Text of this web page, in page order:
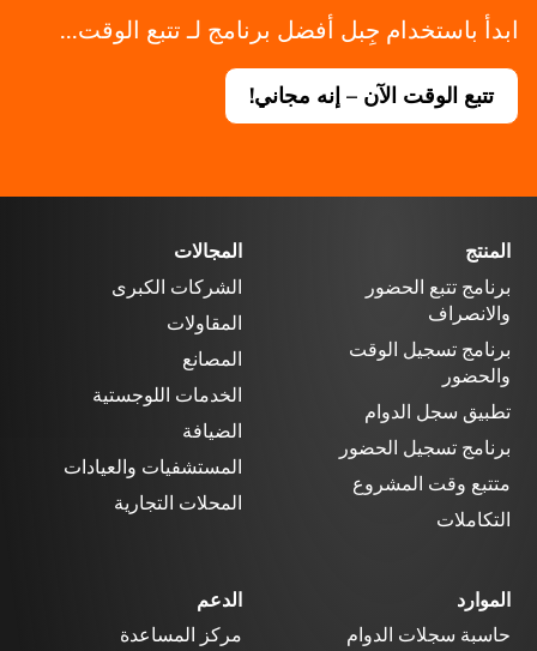
ابدأ باستخدام جِبل أفضل برنامج لـ تتبع الوقت...
تتبع الوقت الآن – إنه مجاني!
المنتج
برنامج تتبع الحضور
والانصراف
برنامج تسجيل الوقت
والحضور
تطبيق سجل الدوام
برنامج تسجيل الحضور
متتبع وقت المشروع
التكاملات
المجالات
الشركات الكبرى
المقاولات
المصانع
الخدمات اللوجستية
الضيافة
المستشفيات والعيادات
المحلات التجارية
الموارد
حاسبة سجلات الدوام
الدعم
مركز المساعدة